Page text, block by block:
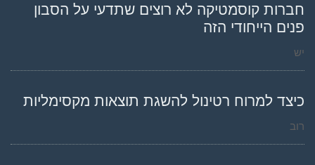
חברות קוסמטיקה לא רוצים שתדעי על הסבון
פנים הייחודי הזה
יש
כיצד למרוח רטינול להשגת תוצאות מקסימליות
רוב